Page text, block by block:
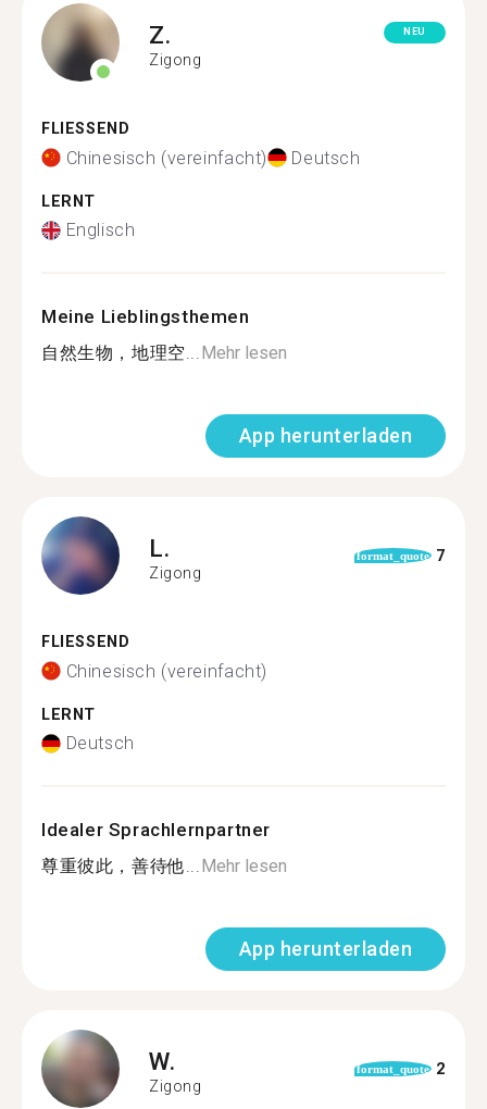
Z.
Zigong
NEU
FLIESSEND
Chinesisch (vereinfacht) Deutsch
LERNT
Englisch
Meine Lieblingsthemen
自然生物，地理空...Mehr lesen
App herunterladen
L.
Zigong
format_quote 7
FLIESSEND
Chinesisch (vereinfacht)
LERNT
Deutsch
Idealer Sprachlernpartner
尊重彼此，善待他...Mehr lesen
App herunterladen
W.
Zigong
format_quote 2